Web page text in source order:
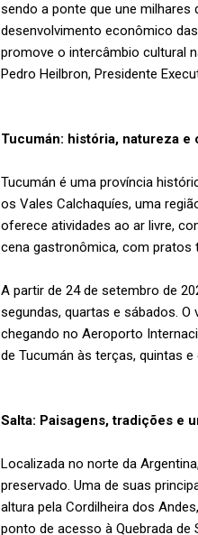
sendo a ponte que une
desenvolvimento econômico
promove o intercâmbio cultural
Pedro Heilbron, Presidente
Tucumán: história, natureza
Tucumán é uma província
os Vales Calchaquíes, uma
oferece atividades ao ar livre,
cena gastronômica, com pratos
A partir de 24 de setembro de
segundas, quartas e sábados.
chegando no Aeroporto
de Tucumán às terças, quintas
Salta: Paisagens, tradições e
Localizada no norte da
preservado. Uma de suas
altura pela Cordilheira dos
ponto de acesso à Quebrada de